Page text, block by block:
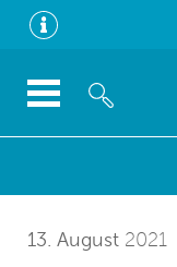
13. August 2021